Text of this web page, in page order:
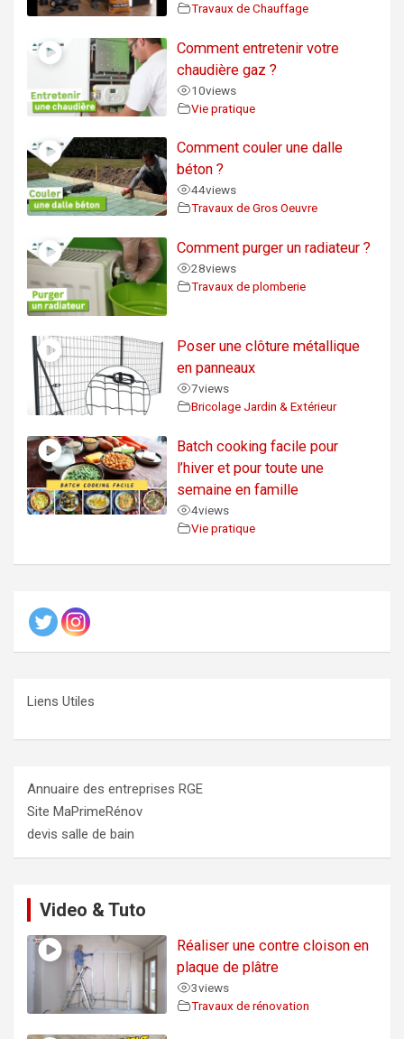
Travaux de Chauffage
Comment entretenir votre
chaudière gaz ?
10views
Vie pratique
Comment couler une dalle
béton ?
44views
Travaux de Gros Oeuvre
Comment purger un radiateur ?
28views
Travaux de plomberie
Poser une clôture métallique
en panneaux
7views
Bricolage Jardin & Extérieur
Batch cooking facile pour
l’hiver et pour toute une
semaine en famille
4views
Vie pratique
Liens Utiles
Annuaire des entreprises RGE
Site MaPrimeRénov
devis salle de bain
Video & Tuto
Réaliser une contre cloison en
plaque de plâtre
3views
Travaux de rénovation